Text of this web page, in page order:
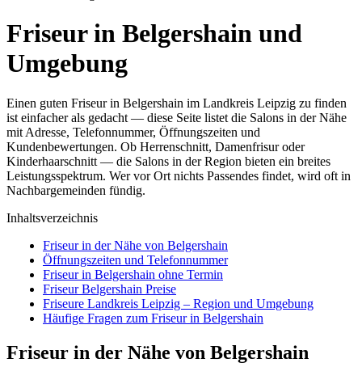
Friseur in Belgershain und
Umgebung
Einen guten Friseur in Belgershain im Landkreis Leipzig zu finden
ist einfacher als gedacht — diese Seite listet die Salons in der Nähe
mit Adresse, Telefonnummer, Öffnungszeiten und
Kundenbewertungen. Ob Herrenschnitt, Damenfrisur oder
Kinderhaarschnitt — die Salons in der Region bieten ein breites
Leistungsspektrum. Wer vor Ort nichts Passendes findet, wird oft in
Nachbargemeinden fündig.
Inhaltsverzeichnis
Friseur in der Nähe von Belgershain
Öffnungszeiten und Telefonnummer
Friseur in Belgershain ohne Termin
Friseur Belgershain Preise
Friseure Landkreis Leipzig – Region und Umgebung
Häufige Fragen zum Friseur in Belgershain
Friseur in der Nähe von Belgershain